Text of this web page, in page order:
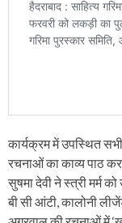
कार्यक्रम में उपस्थित
रचनाओं का काव्य पाठ
सुषमा देवी ने स्त्री मर्म
बी सी आंटी, कालोनी